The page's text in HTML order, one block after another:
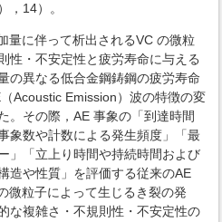
，14）。
量に伴って析出されるVC の微粒
性・不安定性と疲労寿命に与える
の異なる低合金鋼鋳鋼の疲労寿命
Acoustic Emission）波の特徴の変
。その際，AE 事象の「到達時間
象数や計数による発生頻度」「最
」「立上り時間や持続時間および
造や性質」を評価する従来のAE
微粒子によって生じるき裂の発
な複雑さ・不規則性・不安定性の